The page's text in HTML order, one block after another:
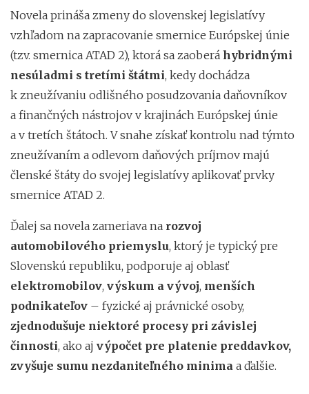
Novela prináša zmeny do slovenskej legislatívy
vzhľadom na zapracovanie smernice Európskej únie
(tzv. smernica ATAD 2), ktorá sa zaoberá hybridnými
nesúladmi s tretími štátmi, kedy dochádza
k zneužívaniu odlišného posudzovania daňovníkov
a finančných nástrojov v krajinách Európskej únie
a v tretích štátoch. V snahe získať kontrolu nad týmto
zneužívaním a odlevom daňových príjmov majú
členské štáty do svojej legislatívy aplikovať prvky
smernice ATAD 2.
Ďalej sa novela zameriava na rozvoj
automobilového priemyslu, ktorý je typický pre
Slovenskú republiku, podporuje aj oblasť
elektromobilov, výskum a vývoj, menších
podnikateľov – fyzické aj právnické osoby,
zjednodušuje niektoré procesy pri závislej
činnosti, ako aj výpočet pre platenie preddavkov,
zvyšuje sumu nezdaniteľného minima a ďalšie.